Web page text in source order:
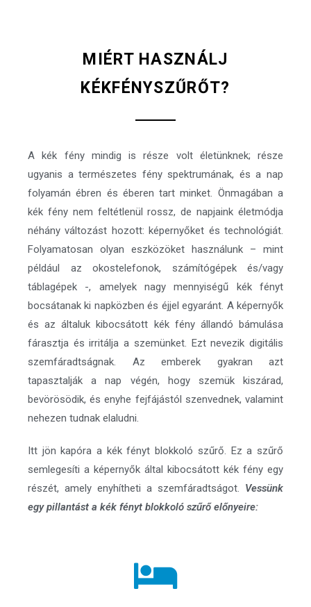
MIÉRT HASZNÁLJ
KÉKFÉNYSZŰRŐT?
A kék fény mindig is része volt életünknek; része
ugyanis a természetes fény spektrumának, és a nap
folyamán ébren és éberen tart minket. Önmagában a
kék fény nem feltétlenül rossz, de napjaink életmódja
néhány változást hozott: képernyőket és technológiát.
Folyamatosan olyan eszközöket használunk – mint
például az okostelefonok, számítógépek és/vagy
táblagépek -, amelyek nagy mennyiségű kék fényt
bocsátanak ki napközben és éjjel egyaránt. A képernyők
és az általuk kibocsátott kék fény állandó bámulása
fárasztja és irritálja a szemünket. Ezt nevezik digitális
szemfáradtságnak. Az emberek gyakran azt
tapasztalják a nap végén, hogy szemük kiszárad,
bevörösödik, és enyhe fejfájástól szenvednek, valamint
nehezen tudnak elaludni.
Itt jön kapóra a kék fényt blokkoló szűrő. Ez a szűrő
semlegesíti a képernyők által kibocsátott kék fény egy
részét, amely enyhítheti a szemfáradtságot. Vessünk
egy pillantást a kék fényt blokkoló szűrő előnyeire: